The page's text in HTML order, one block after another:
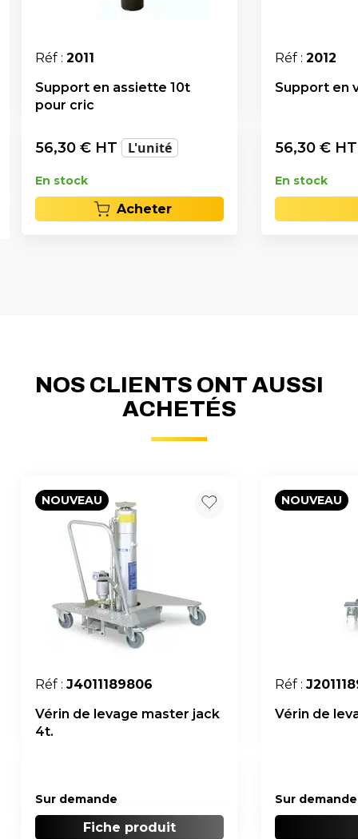
Réf : 2011
Support en assiette 10t
pour cric
56,30 € HT L'unité
En stock
Acheter
Réf : 2012
Support en
56,30 €
En stock
NOS CLIENTS ONT AUSSI
ACHETÉS
NOUVEAU
Réf : J4011189806
Vérin de levage master jack
4t.
Sur demande
Fiche produit
NOUVEAU
Réf :
Vérin de
Sur demande